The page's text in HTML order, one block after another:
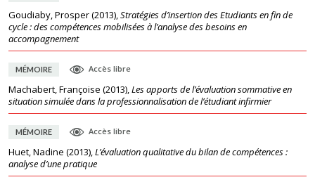
Goudiaby, Prosper(2013),Stratégies d’insertion des Etudiants en fin de
cycle : des compétences mobilisées à l’analyse des besoins en
accompagnement
MÉMOIRE Accès libre
Machabert, Françoise (2013),Les apports de l’évaluation sommative en
situation simulée dans la professionnalisation de l’étudiant infirmier
MÉMOIRE Accès libre
Huet, Nadine (2013),L’évaluation qualitative du bilan de compétences :
analyse d’une pratique